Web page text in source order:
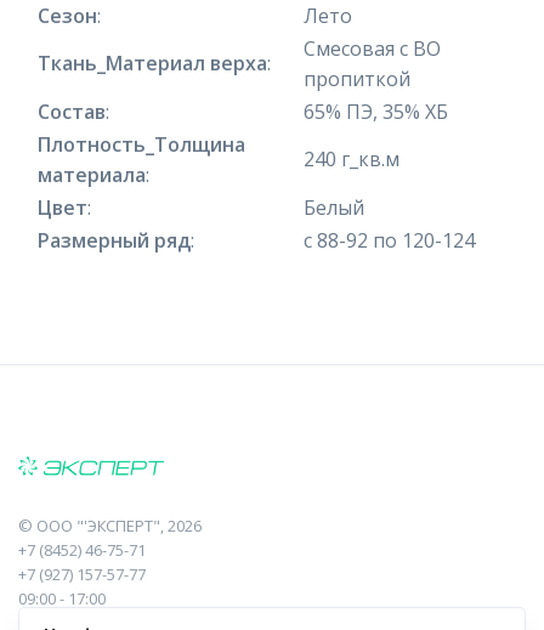
Сезон:
Лето
Ткань_Материал верха:
Смесовая с ВО
пропиткой
Состав:
65% ПЭ, 35% ХБ
Плотность_Толщина
материала:
240 г_кв.м
Цвет:
Белый
Размерный ряд: с 88-92 по 120-124
© ООО "'ЭКСПЕРТ", 2026
+7 (8452) 46-75-71
+7 (927) 157-57-77
09:00 - 17:00
410017, Саратов, Пугачева, 10 к1, оф.23